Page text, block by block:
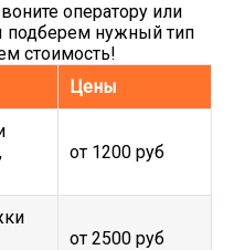
оператору или
подберем нужный тип
стоимость!
Цены
от 1200 руб
от 2500 руб